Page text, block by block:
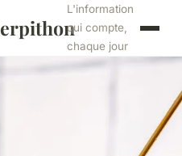
L'information
qui compte,
chaque jour